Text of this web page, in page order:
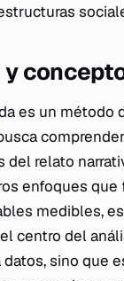
es un método
del relato
enfoques que
medibles,
centro del
sino que